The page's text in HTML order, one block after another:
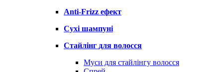
Anti-Frizz ефект
Сухі шампуні
Стайлінг для волосся
Муси для стайлінгу волосся